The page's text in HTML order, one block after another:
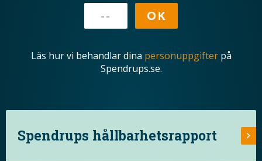
Läs hur vi behandlar dina personuppgifterpå
Spendrups.se.
Spendrups hållbarhetsrapport